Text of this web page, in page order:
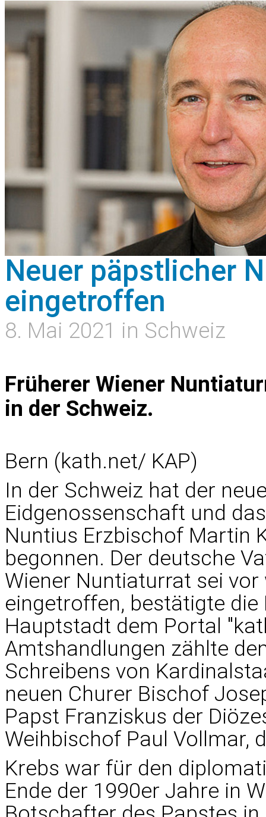
Neuer päpstlicher
eingetroffen
8. Mai 2021 in Schweiz
Früherer Wiener
in der Schweiz.
Bern (kath.net/ KAP)
In der Schweiz hat der
Eidgenossenschaft und
Nuntius Erzbischof Martin
begonnen. Der deutsche
Wiener Nuntiaturrat sei vor
eingetroffen, bestätigte
Hauptstadt dem Portal
Amtshandlungen zählte
Schreibens von
neuen Churer Bischof
Papst Franziskus der
Weihbischof Paul Vollmar,
Krebs war für den
Ende der 1990er Jahre in